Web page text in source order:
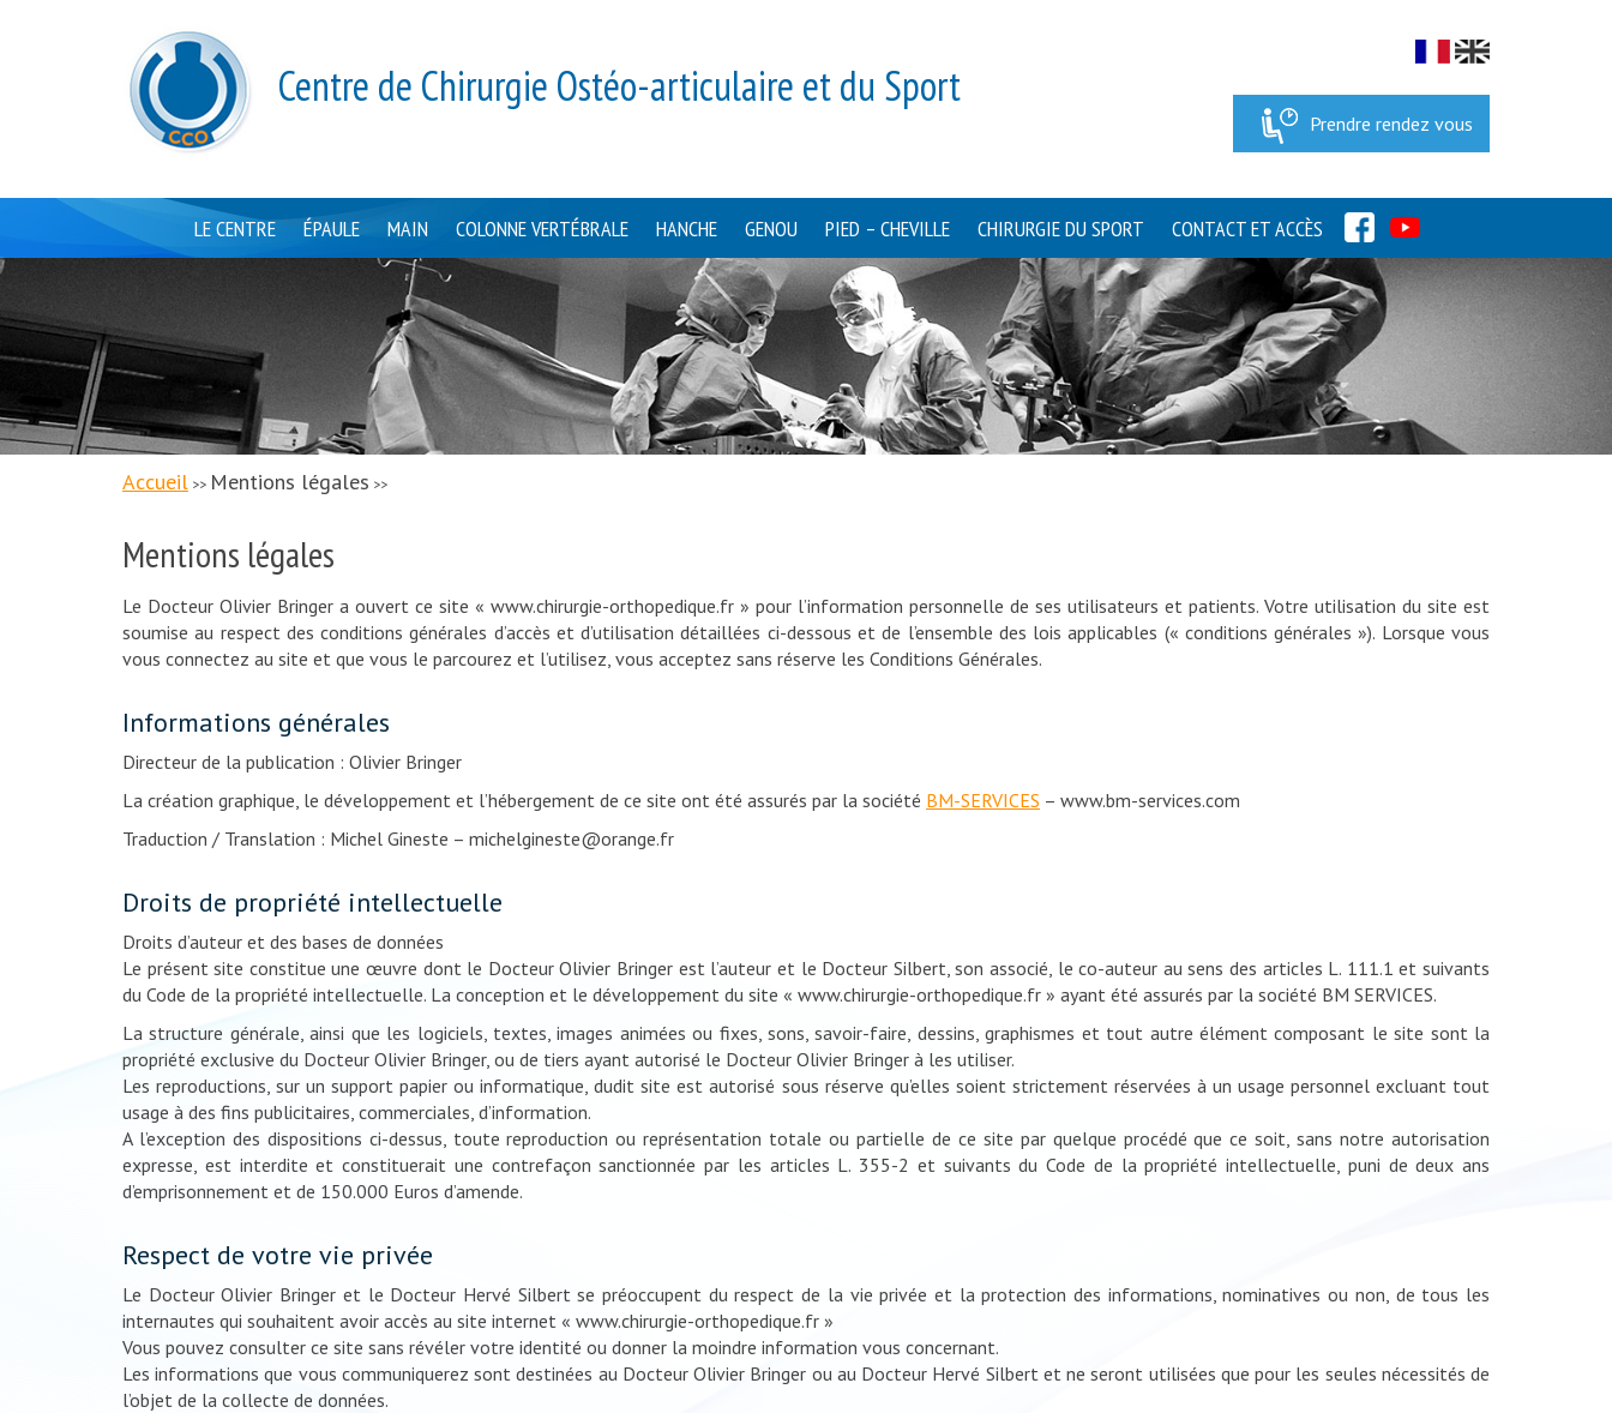
Centre de Chirurgie Ostéo-articulaire et du Sport
Prendre rendez vous
LE CENTRE ÉPAULE MAIN COLONNE VERTÉBRALE HANCHE GENOU PIED – CHEVILLE CHIRURGIE DU SPORT CONTACT ET ACCÈS FACEBOOK
Accueil >> Mentions légales >>
Mentions légales
Le Docteur Olivier Bringer a ouvert ce site « www.chirurgie-orthopedique.fr » pour l’information personnelle de ses utilisateurs et patients. Votre utilisation du site est
soumise au respect des conditions générales d’accès et d’utilisation détaillées ci-dessous et de l’ensemble des lois applicables (« conditions générales »). Lorsque vous
vous connectez au site et que vous le parcourez et l’utilisez, vous acceptez sans réserve les Conditions Générales.
Informations générales
Directeur de la publication : Olivier Bringer
La création graphique, le développement et l’hébergement de ce site ont été assurés par la société BM-SERVICES – www.bm-services.com
Traduction / Translation : Michel Gineste – michelgineste@orange.fr
Droits de propriété intellectuelle
Droits d’auteur et des bases de données
Le présent site constitue une œuvre dont le Docteur Olivier Bringer est l’auteur et le Docteur Silbert, son associé, le co-auteur au sens des articles L. 111.1 et suivants
du Code de la propriété intellectuelle. La conception et le développement du site « www.chirurgie-orthopedique.fr » ayant été assurés par la société BM SERVICES.
La structure générale, ainsi que les logiciels, textes, images animées ou fixes, sons, savoir-faire, dessins, graphismes et tout autre élément composant le site sont la
propriété exclusive du Docteur Olivier Bringer, ou de tiers ayant autorisé le Docteur Olivier Bringer à les utiliser.
Les reproductions, sur un support papier ou informatique, dudit site est autorisé sous réserve qu’elles soient strictement réservées à un usage personnel excluant tout
usage à des fins publicitaires, commerciales, d’information.
A l’exception des dispositions ci-dessus, toute reproduction ou représentation totale ou partielle de ce site par quelque procédé que ce soit, sans notre autorisation
expresse, est interdite et constituerait une contrefaçon sanctionnée par les articles L. 355-2 et suivants du Code de la propriété intellectuelle, puni de deux ans
d’emprisonnement et de 150.000 Euros d’amende.
Respect de votre vie privée
Le Docteur Olivier Bringer et le Docteur Hervé Silbert se préoccupent du respect de la vie privée et la protection des informations, nominatives ou non, de tous les
internautes qui souhaitent avoir accès au site internet « www.chirurgie-orthopedique.fr »
Vous pouvez consulter ce site sans révéler votre identité ou donner la moindre information vous concernant.
Les informations que vous communiquerez sont destinées au Docteur Olivier Bringer ou au Docteur Hervé Silbert et ne seront utilisées que pour les seules nécessités de
l’objet de la collecte de données.